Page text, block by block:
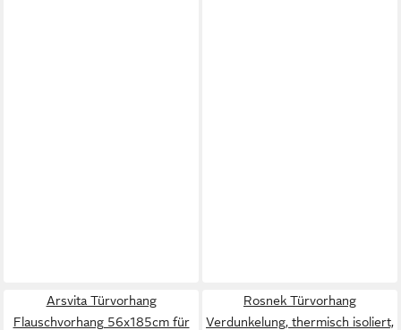
Arsvita Türvorhang
Flauschvorhang 56x185cm für
Rosnek Türvorhang
Verdunkelung, thermisch isoliert,